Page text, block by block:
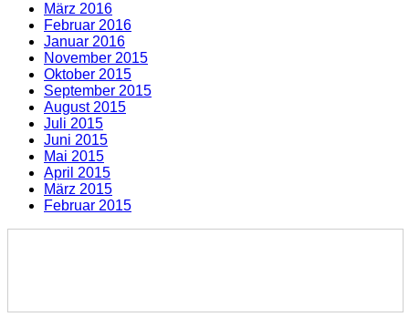
März 2016
Februar 2016
Januar 2016
November 2015
Oktober 2015
September 2015
August 2015
Juli 2015
Juni 2015
Mai 2015
April 2015
März 2015
Februar 2015